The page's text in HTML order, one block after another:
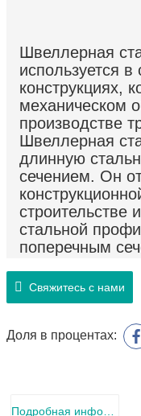
Швеллерная
используется в
конструкциях,
механическом
производстве
Швеллерная
длинную
сечением. Он
строительстве
стальной
поперечным
канавки.
Свяжитесь с нами
Доля в процентах: